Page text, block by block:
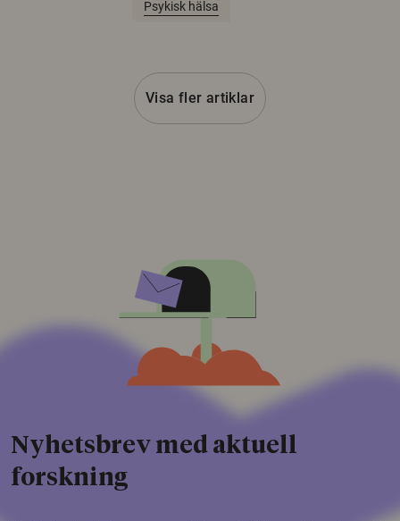
Psykisk hälsa
Visa fler artiklar
Nyhetsbrev med aktuell
forskning